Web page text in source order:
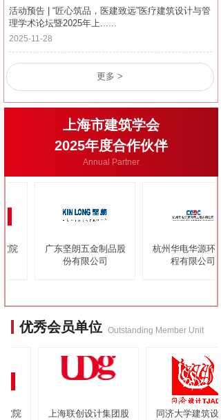
活动预告 | “匠心筑品，医建致远”医疗建筑设计与管
理学术论坛暨2025年上......
2025-11-28
更多 >
院
广东坚朗五金制品股
份有限公司
杭州华电华源环境工
程有限公司
上海市建筑学会
2025年度合作伙伴
Annual Partner
优秀会员单位 Outstanding Member Unit
院
上海联创设计集团股
同济大学建筑设计